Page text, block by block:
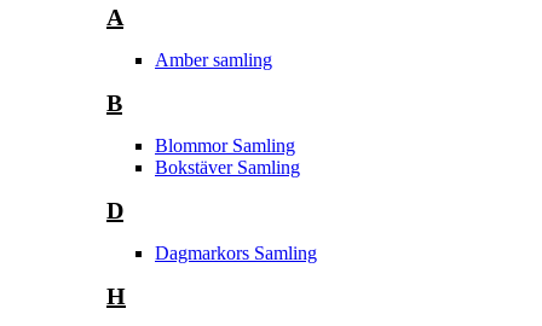
A
Amber samling
B
Blommor Samling
Bokstäver Samling
D
Dagmarkors Samling
H